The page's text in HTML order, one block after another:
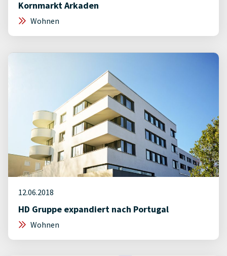
Kornmarkt Arkaden
Wohnen
12.06.2018
HD Gruppe expandiert nach Portugal
Wohnen